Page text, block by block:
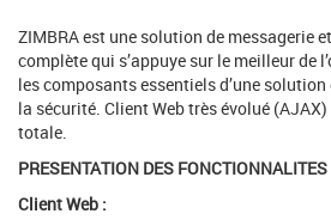
ZIMBRA est une solution de messagerie
complète qui s’appuye sur le meilleur de
les composants essentiels d’une
la sécurité. Client Web très évolué
totale.
PRESENTATION DES FONCTIONNALITES
Client Web :